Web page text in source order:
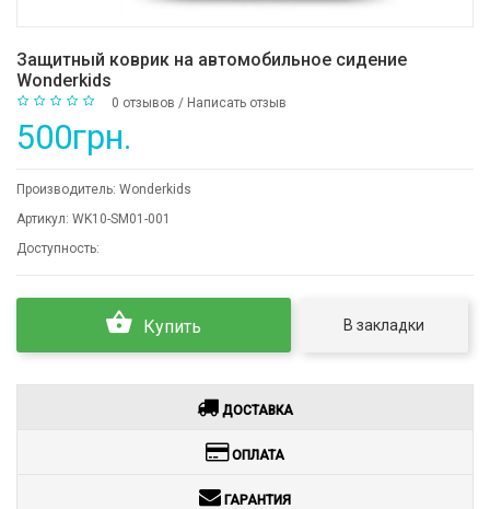
Защитный коврик на автомобильное сидение
Wonderkids
0 отзывов / Написать отзыв
500грн.
Производитель: Wonderkids
Артикул: WK10-SM01-001
Доступность:
Купить В закладки
ДОСТАВКА
ОПЛАТА
ГАРАНТИЯ